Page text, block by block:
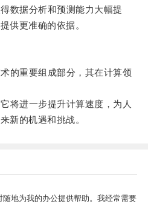
据分析和预测能力大幅提
供更准确的依据。
重要组成部分，其在计算领
进一步提升计算速度，为人
新的机遇和挑战。
地为我的办公提供帮助。我经常需要